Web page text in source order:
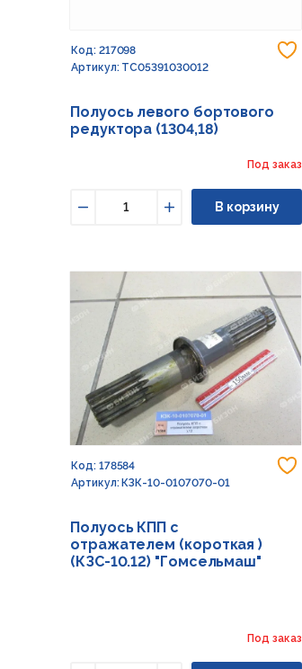
Код: 217098
Артикул: TC05391030012
Полуось левого бортового
редуктора (1304,18)
Под заказ
Увеличить
В корзину
Код: 178584
Артикул: КЗК-10-0107070-01
Полуось КПП с
отражателем (короткая )
(КЗС-10.12) "Гомсельмаш"
Под заказ